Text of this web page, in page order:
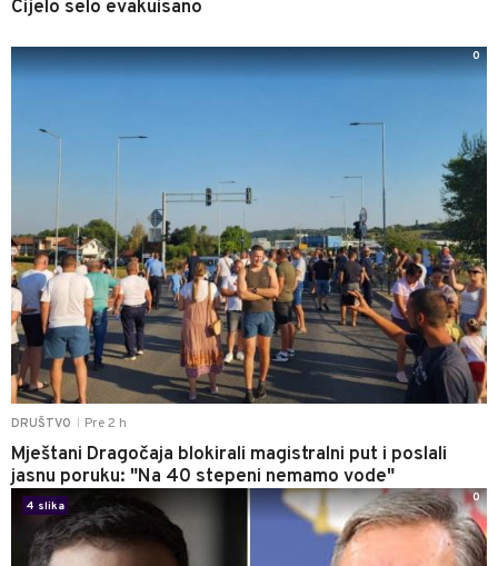
Cijelo selo evakuisano
DRUŠTVO Pre 2 h
Mještani Dragočaja blokirali magistralni put i poslali
jasnu poruku: "Na 40 stepeni nemamo vode"
0
4 slika
0